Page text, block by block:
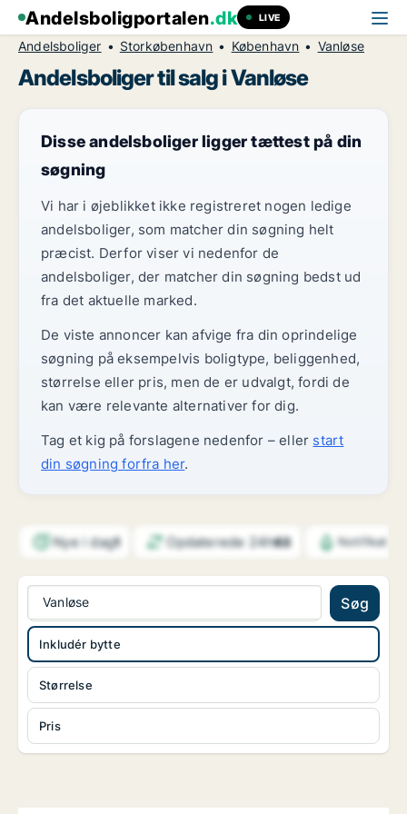
Andelsboligportalen.dk LIVE
Andelsboliger Storkøbenhavn København Vanløse
Andelsboliger til salg i Vanløse
Disse andelsboliger ligger tættest på din
søgning
Vi har i øjeblikket ikke registreret nogen ledige
andelsboliger, som matcher din søgning helt
præcist. Derfor viser vi nedenfor de
andelsboliger, der matcher din søgning bedst ud
fra det aktuelle marked.
De viste annoncer kan afvige fra din oprindelige
søgning på eksempelvis boligtype, beliggenhed,
størrelse eller pris, men de er udvalgt, fordi de
kan være relevante alternativer for dig.
Tag et kig på forslagene nedenfor – eller start
din søgning forfra her.
Nye i dag1 Opdaterede 24h63
Vanløse Søg
Størrelse
Pris
Inkludér bytte